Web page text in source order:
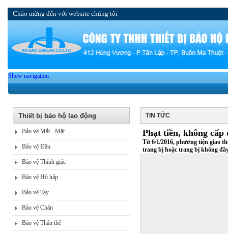
Chào mừng đến với website chúng tôi
Show navigation
Thiết bị bảo hộ lao động
Bảo vệ Mắt - Mặt
Bảo vệ Đầu
Bảo vệ Thính giác
Bảo vệ Hô hấp
Bảo vệ Tay
Bảo vệ Chân
Bảo vệ Thân thể
TIN TỨC
Phạt tiền, không
Từ 6/1/2016, phương tiện giao
trang bị hoặc trang bị không